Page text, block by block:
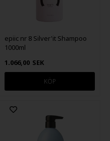
epiic nr 8 Silver'it Shampoo
1000ml
1.066,00 SEK